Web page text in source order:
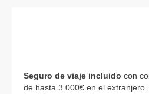
Seguro de viaje incluido con
de hasta 3.000€ en el